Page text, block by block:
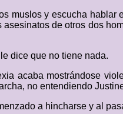
muslos y escucha
de otros dos
dice que no tiene nada.
acaba mostrándose
no entendiendo
a hincharse y al